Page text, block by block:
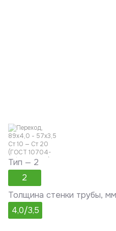
Тип — 2
2
Толщина стенки трубы,
4,0/3,5